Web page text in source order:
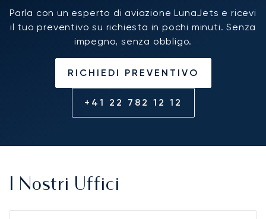
Parla con un esperto di aviazione LunaJets e ricevi
il tuo preventivo su richiesta in pochi minuti. Senza
impegno, senza obbligo.
RICHIEDI PREVENTIVO
+41 22 782 12 12
I Nostri Uffici